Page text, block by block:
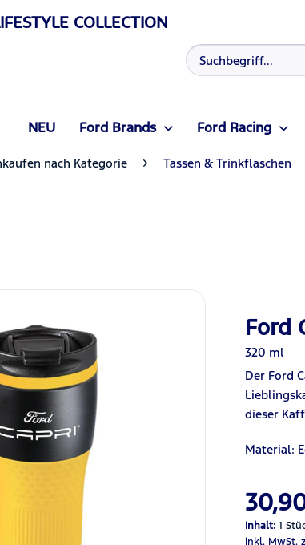
COLLECTION
NEU Ford Brands Ford Racing
nach Kategorie Tassen & Trinkflaschen
Ford
320 ml
Der Ford
dieser
Material:
Inhalt:1
inkl. MwSt.